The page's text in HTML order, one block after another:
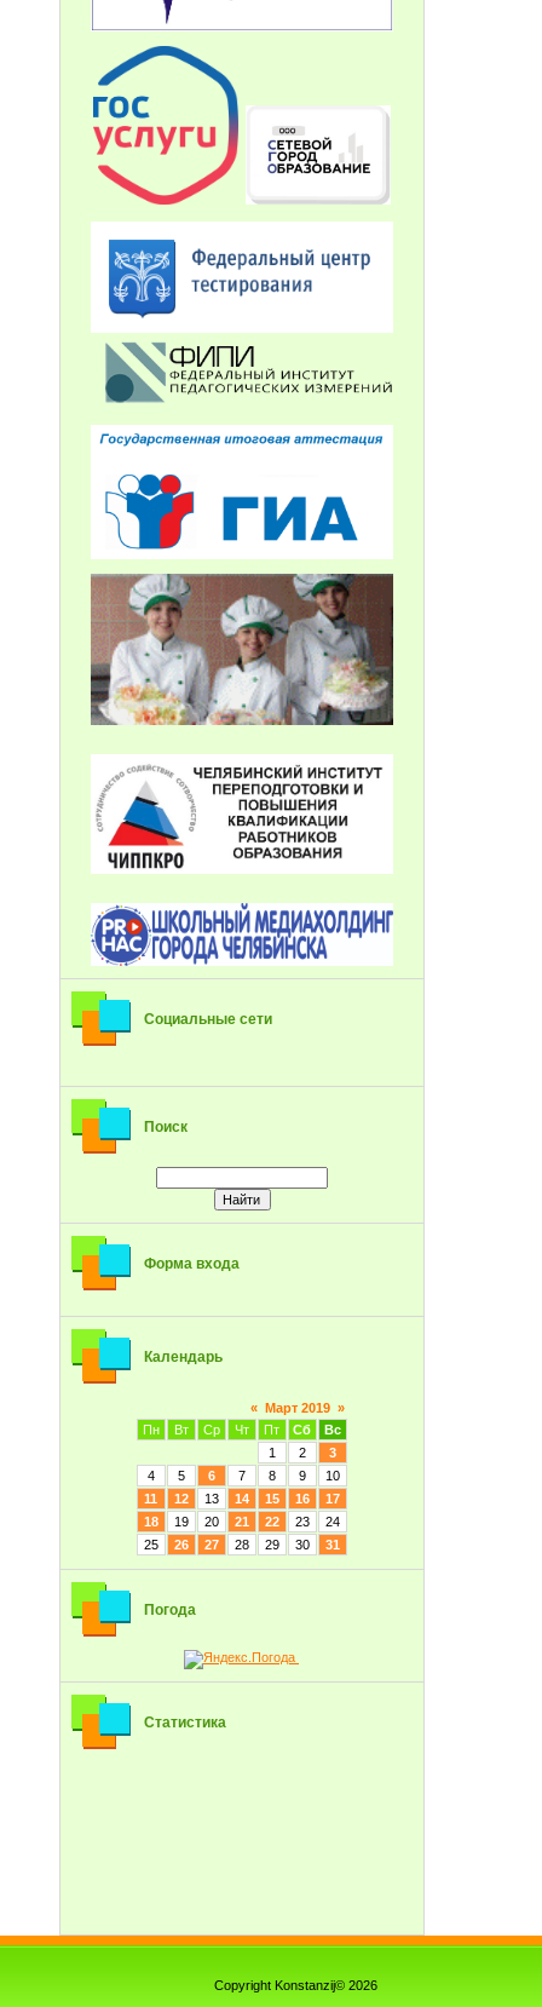
Социальные сети
Поиск
Форма входа
Календарь
« Март 2019 »
Пн
Вт Ср Чт Пт Сб
Вс
1
2
3
4
5 6 7 8 9
10
11
12 13 14 15 16
17
18
19 20 21 22 23
24
25
26 27 28 29 30 31
Погода
Статистика
Copyright Konstanzij© 2026